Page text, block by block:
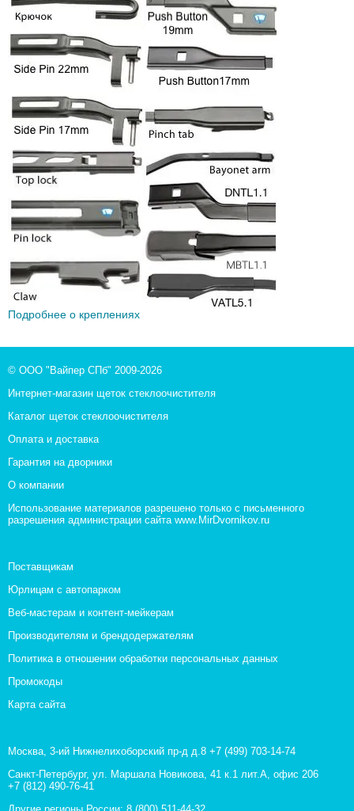
Подробнее о креплениях
© ООО "Вайпер СПб" 2009-2026
Интернет-магазин щеток стеклоочистителя
Каталог щеток стеклоочистителя
Оплата и доставка
Гарантия на дворники
О компании
Использование материалов разрешено только с письменного
разрешения администрации сайта www.MirDvornikov.ru
Поставщикам
Юрлицам с автопарком
Веб-мастерам и контент-мейкерам
Производителям и брендодержателям
Политика в отношении обработки персональных данных
Промокоды
Карта сайта
Москва, 3-ий Нижнелихоборский пр-д д.8 +7 (499) 703-14-74
Санкт-Петербург, ул. Маршала Новикова, 41 к.1 лит.А, офис 206
+7 (812) 490-76-41